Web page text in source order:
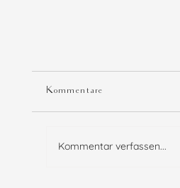
Kommentare
Kommentar verfassen...